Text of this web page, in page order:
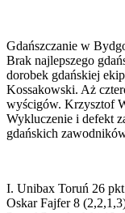
Gdańszczanie w
Brak najlepszego
dorobek gdańskiej
Kossakowski. Aż
wyścigów. Krzysztof
Wykluczenie i defekt
gdańskich
I. Unibax Toruń 26
Oskar Fajfer 8